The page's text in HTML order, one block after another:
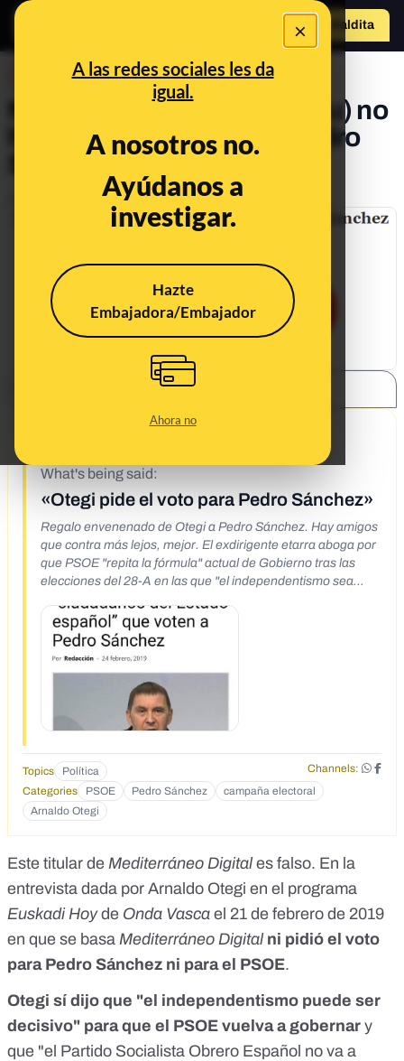
×
A las redes sociales les da
igual.
A nosotros no.
Ayúdanos a
investigar.
Hazte
Embajadora/Embajador
Ahora no
Hazte Maldito
a
No, Arnaldo Otegi (EH Bildu) no
ha pedido "el voto para Pedro
Sánchez"
Mar 21, 2019, 12:19:31 PM
What's being said:
«Otegi pide el voto para Pedro Sánchez»
Regalo envenenado de Otegi a Pedro Sánchez. Hay amigos
que contra más lejos, mejor. El exdirigente etarra aboga por
que PSOE "repita la fórmula" actual de Gobierno tras las
elecciones del 28-A en las que "el independentismo sea
socialista y confirma lo que todos sabíamos: el mejor aliado
de los independentistas, es Sánchez en la Moncloa.
Topics Política
Channels:
Categories
PSOE Pedro Sánchez
campaña electoral
Arnaldo Otegi
Este titular de Mediterráneo Digitales falso. En la
entrevista dada por Arnaldo Otegi en el programa
Euskadi Hoyde Onda Vasca el 21 de febrero de 2019
en que se basa Mediterráneo Digital ni pidió el voto
para Pedro Sánchez ni para el PSOE.
Otegi sí dijo que "el independentismo puede ser
decisivo" para que el PSOE vuelva a gobernar y
que "el Partido Socialista Obrero Español no va a